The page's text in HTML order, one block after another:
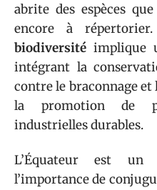
abrite des espèces
encore à
biodiversité implique
intégrant la
contre le braconnage
la promotion de
industrielles durables.
L’Équateur est un
l’importance de